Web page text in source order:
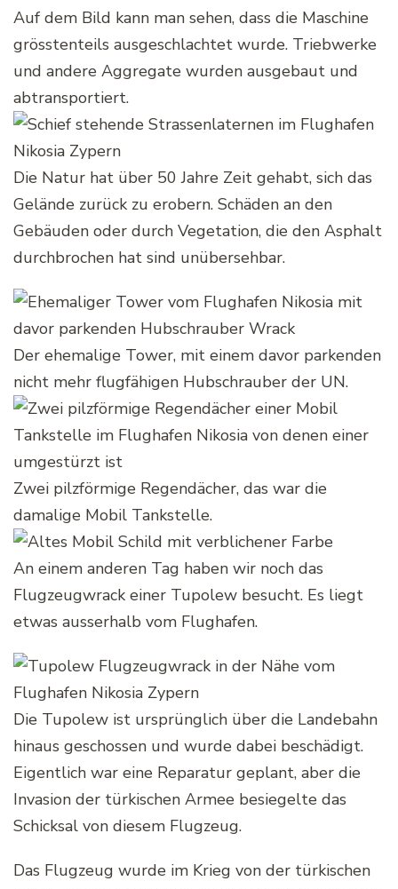
Auf dem Bild kann man sehen, dass die Maschine
grösstenteils ausgeschlachtet wurde. Triebwerke
und andere Aggregate wurden ausgebaut und
abtransportiert.
Die Natur hat über 50 Jahre Zeit gehabt, sich das
Gelände zurück zu erobern. Schäden an den
Gebäuden oder durch Vegetation, die den Asphalt
durchbrochen hat sind unübersehbar.
Der ehemalige Tower, mit einem davor parkenden
nicht mehr flugfähigen Hubschrauber der UN.
Zwei pilzförmige Regendächer, das war die
damalige Mobil Tankstelle.
An einem anderen Tag haben wir noch das
Flugzeugwrack einer Tupolew besucht. Es liegt
etwas ausserhalb vom Flughafen.
Die Tupolew ist ursprünglich über die Landebahn
hinaus geschossen und wurde dabei beschädigt.
Eigentlich war eine Reparatur geplant, aber die
Invasion der türkischen Armee besiegelte das
Schicksal von diesem Flugzeug.
Das Flugzeug wurde im Krieg von der türkischen